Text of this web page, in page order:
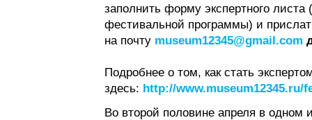
заполнить форму экспертного
фестивальной программы) и
на почту museum12345@gmail.com
Подробнее о том, как стать
здесь: http://www.museum12345.ru/
Во второй половине апреля в одном